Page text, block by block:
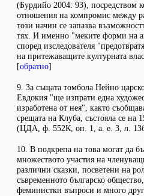
(Бурдийо 2004: 93), посредством
отношения на компромис между
този начин се запазва
тях. И именно "меките форми на
според изследователя
на притежаващите културната
[обратно]
9. За същата томбола Нейно
Евдокия "ще изпрати една
изработена от нея", както
срещата на Клуба, състояла се на
(ЦДА, ф. 552К, оп. 1, а. е. 3, л.
10. В подкрепа на това могат да
множеството участия на
различни сказки, посветени на
съвременното българско
феминистки въпроси и много